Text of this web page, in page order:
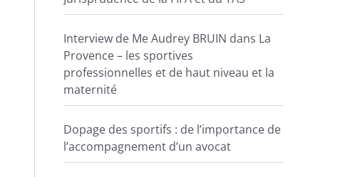
Interview de Me Audrey BRUIN dans La
Provence – les sportives
professionnelles et de haut niveau et la
maternité
Dopage des sportifs : de l’importance de
l’accompagnement d’un avocat